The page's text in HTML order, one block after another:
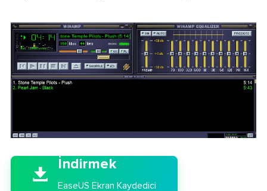


İndirmek
EaseUS Ekran Kaydedici